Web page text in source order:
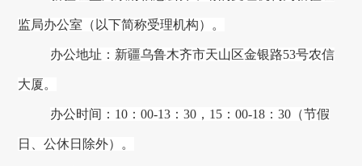
监局办公室 （以下简称受理机构）。
办公地址： 新疆乌鲁木齐市天山区金银路53号农信
大厦。
办公时间： 10 ：00-13 ：30， 15 ：00-18 ：30 （节假
日、公休日除外）。